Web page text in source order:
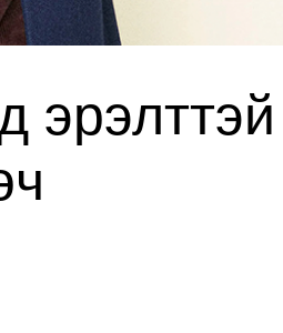
эрэлттэй